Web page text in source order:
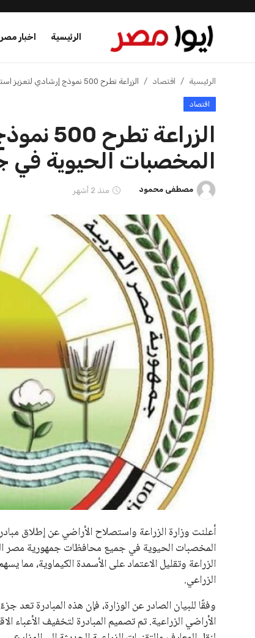
الرئيسية
اخبار مصر
عرب وعالم
اخبار الرياضة
علوم وتكنولوجيا
المرأة والجمال
محافظات
نائب رئيس الوزراء يستعرض آخر
تطورات المشروع الوطني لتحد...
مصطفى محمود
التعديلات
مصطفى
ألمانيا وأذربيجان تعززان شراكة
استراتيجية في إمدادات ال...
مصطفى محمود 21 يوليو 2026
وزير الدولة
أهمية وضع
الرئيسية اخبار الرياضة إنفانتينو يخطو نحو ولاية رابعة في
اخبار الرياضة
إنفانتينو يخطو نحو